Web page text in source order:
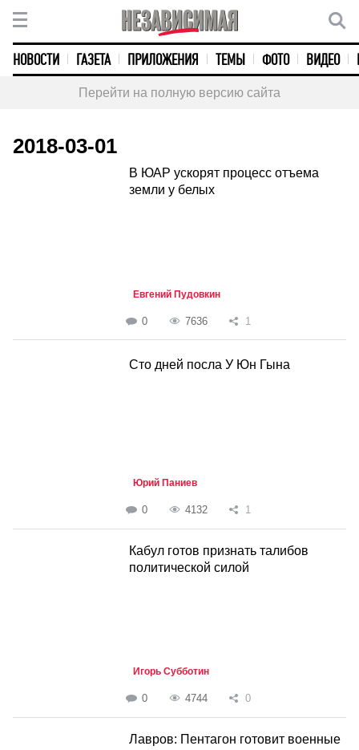
НОВОСТИ ГАЗЕТА ПРИЛОЖЕНИЯ ТЕМЫ ФОТО ВИДЕО
Перейти на полную версию сайта
2018-03-01
В ЮАР ускорят процесс отъема
земли у белых
Евгений Пудовкин
0 7636 1
Сто дней посла У Юн Гына
Юрий Паниев
0 4132 1
Кабул готов признать талибов
политической силой
Игорь Субботин
0 4744 0
Лавров: Пентагон готовит военные